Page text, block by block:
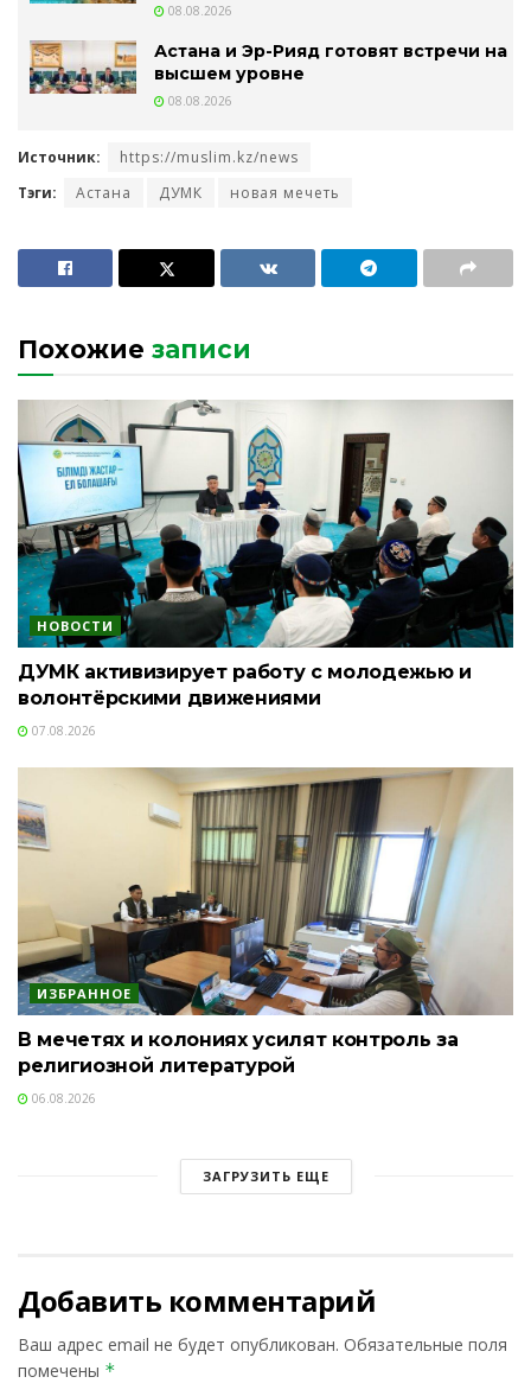
08.08.2026
Астана и Эр-Рияд готовят встречи на
высшем уровне
08.08.2026
Источник:
https://muslim.kz/news
Тэги:
Астана ДУМК новая мечеть
Похожие записи
НОВОСТИ
ДУМК активизирует работу с молодежью и
волонтёрскими движениями
07.08.2026
ИЗБРАННОЕ
В мечетях и колониях усилят контроль за
религиозной литературой
06.08.2026
ЗАГРУЗИТЬ ЕЩЕ
Добавить комментарий
Ваш адрес email не будет опубликован. Обязательные поля
помечены *